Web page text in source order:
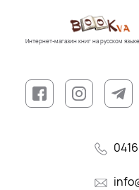
Интернет-магазин книг на русском